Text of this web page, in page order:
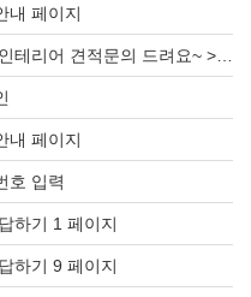
내 페이지
내 페이지
호 입력
하기 1 페이지
하기 9 페이지